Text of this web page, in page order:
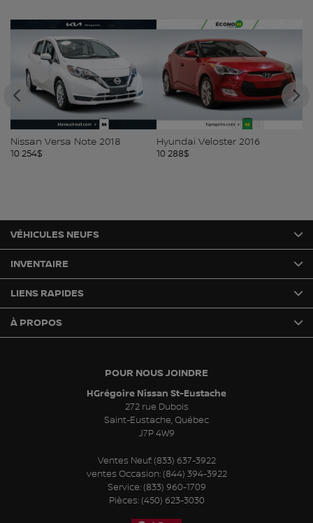
Nissan Versa Note 2018
10 254$
Hyundai Veloster 2016
10 288$
POUR NOUS JOINDRE
HGrégoire Nissan St-Eustache
272 rue Dubois
Saint-Eustache,Québec
J7P 4W9
Ventes Neuf: (833) 637-3922
ventes Occasion: (844) 394-3922
Service: (833) 960-1709
Pièces: (450) 623-3030
VÉHICULES NEUFS
INVENTAIRE
LIENS RAPIDES
À PROPOS